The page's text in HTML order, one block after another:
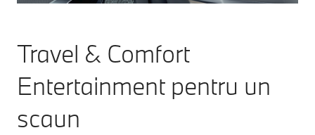
Travel & Comfort
Entertainment pentru un
scaun